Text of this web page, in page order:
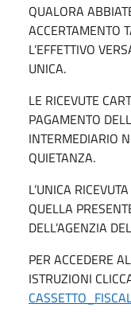
QUALORA
ACCERTAMENTO
L’EFFETTIVO
UNICA.
LE RICEVUTE
PAGAMENTO
INTERMEDIARIO
QUIETANZA.
L’UNICA
QUELLA
DELL’AGENZIA
PER ACCEDERE
ISTRUZIONI